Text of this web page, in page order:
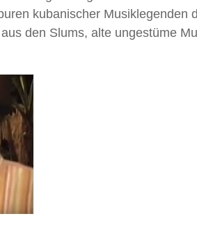
kubanischer Musiklegenden
den Slums, alte ungestüme